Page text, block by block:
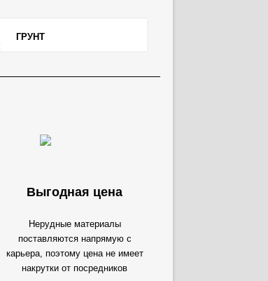
ГРУНТ
Выгодная цена
Нерудные материалы
поставляются напрямую с
карьера, поэтому цена не имеет
накрутки от посредников